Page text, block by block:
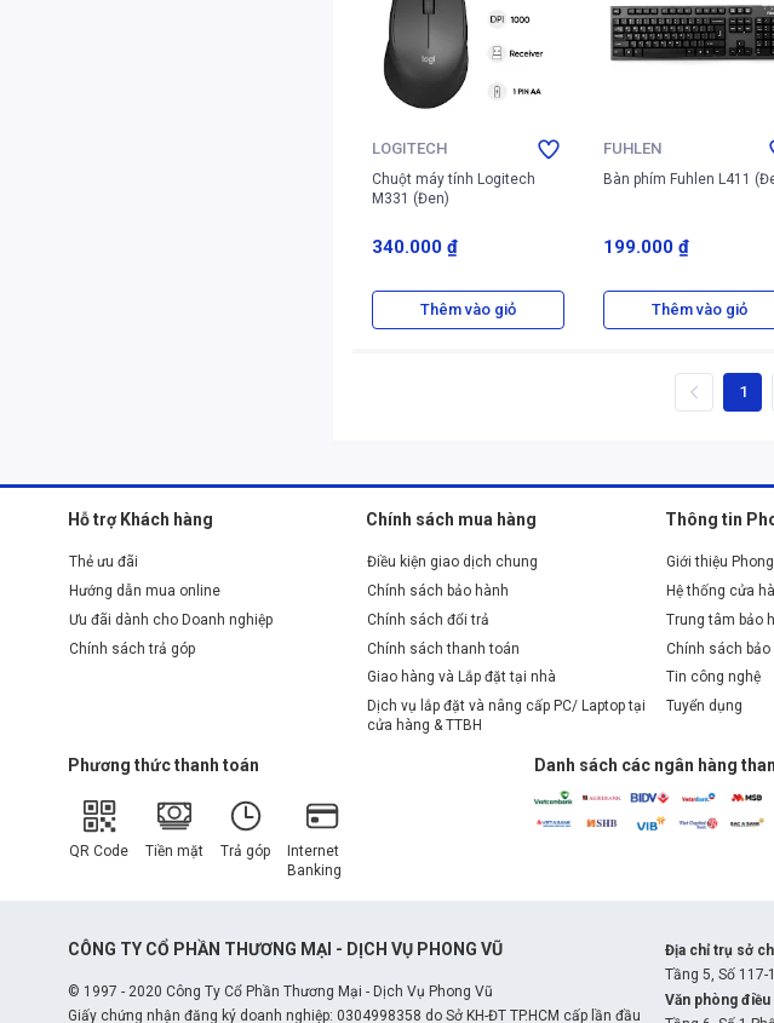
LOGITECH
Chuột máy tính Logitech
M331 (Đen)
340.000 ₫
Thêm vào giỏ
FUHLEN
Bàn phím Fuhlen L411
199.000 ₫
Thêm vào giỏ
1
Hỗ trợ Khách hàng
Thẻ ưu đãi
Hướng dẫn mua online
Ưu đãi dành cho Doanh nghiệp
Chính sách trả góp
Chính sách mua hàng
Điều kiện giao dịch chung
Chính sách bảo hành
Chính sách đổi trả
Chính sách thanh toán
Giao hàng và Lắp đặt tại nhà
Dịch vụ lắp đặt và nâng cấp PC/ Laptop tại
cửa hàng & TTBH
Thông tin
Giới thiệu
Hệ thống cửa
Trung tâm bảo
Chính sách bảo
Tin công nghệ
Tuyển dụng
Phương thức thanh toán
QR Code Tiền mặt Trả góp
Internet
Banking
Danh sách các ngân hàng
CÔNG TY CỔ PHẦN THƯƠNG MẠI - DỊCH VỤ PHONG VŨ
© 1997 - 2020 Công Ty Cổ Phần Thương Mại - Dịch Vụ Phong Vũ
Giấy chứng nhận đăng ký doanh nghiệp: 0304998358 do Sở KH-ĐT TP.HCM cấp lần đầu
Địa chỉ trụ sở
Tầng 5, Số 117-
Văn phòng điều